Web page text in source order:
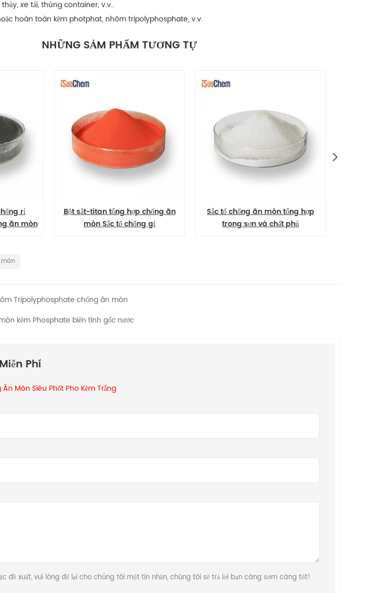
xe tải, thùng container, v.v..
hoàn toàn kẽm photphat, nhôm tripolyphosphate, v.v.
NHỮNG SẢM PHẨM TƯƠNG TỰ
Bột sắt-titan tổng hợp chống ăn
mòn Sắc tố chống gỉ
Sắc tố chống ăn mòn tổng hợp
trong sơn và chất phủ
Tripolyphosphate chống ăn mòn
kẽm Phosphate biến tính gốc nước
Phí
Ăn Mòn Siêu Phốt Pho Kẽm Trắng
đề xuất, vui lòng để lại cho chúng tôi một tin nhắn, chúng tôi sẽ trả lời bạn càng sớm càng tốt!